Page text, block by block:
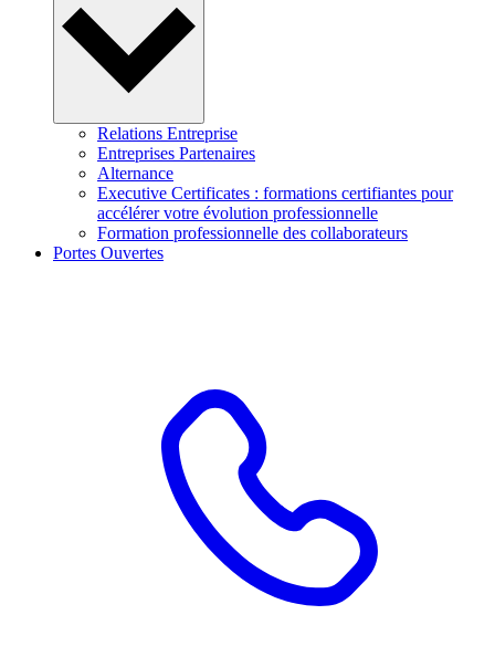
Relations Entreprise
Entreprises Partenaires
Alternance
Executive Certificates : formations certifiantes pour
accélérer votre évolution professionnelle
Formation professionnelle des collaborateurs
Portes Ouvertes